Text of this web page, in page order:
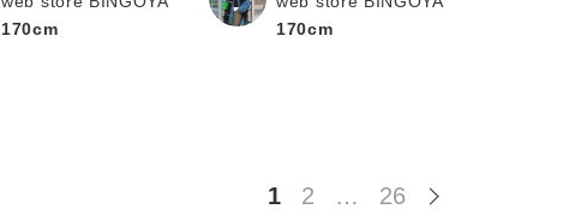
170cm
170cm
1 2 … 26